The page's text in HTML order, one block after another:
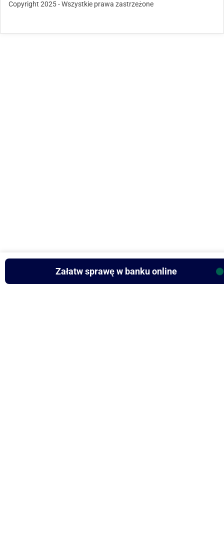
Copyright 2025 - Wszystkie prawa zastrzeżone
Załatw sprawę w banku online